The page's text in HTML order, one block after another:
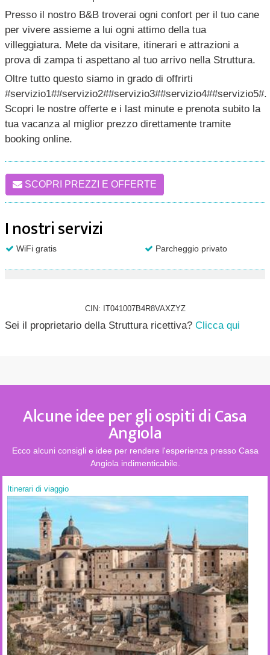
Presso il nostro B&B troverai ogni confort per il tuo cane
per vivere assieme a lui ogni attimo della tua
villeggiatura. Mete da visitare, itinerari e attrazioni a
prova di zampa ti aspettano al tuo arrivo nella Struttura.
Oltre tutto questo siamo in grado di offrirti
#servizio1##servizio2##servizio3##servizio4##servizio5#.
Scopri le nostre offerte e i last minute e prenota subito la
tua vacanza al miglior prezzo direttamente tramite
booking online.
SCOPRI PREZZI E OFFERTE
I nostri servizi
WiFi gratis Parcheggio privato
CIN: IT041007B4R8VAXZYZ
Sei il proprietario della Struttura ricettiva? Clicca qui
Alcune idee per gli ospiti di Casa
Angiola
Ecco alcuni consigli e idee per rendere l'esperienza presso Casa
Angiola indimenticabile.
Itinerari di viaggio